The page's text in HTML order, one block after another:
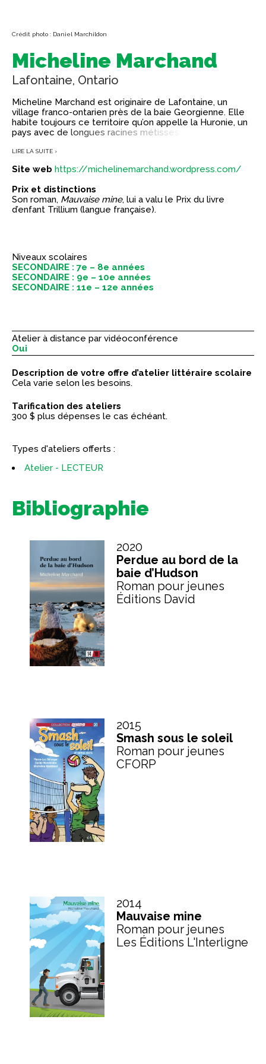
Crédit photo : Daniel Marchildon
Micheline Marchand
Lafontaine, Ontario
Micheline Marchand est originaire de Lafontaine, un
village franco-ontarien près de la baie Georgienne. Elle
habite toujours ce territoire qu’on appelle la Huronie, un
pays avec de longues racines métisses et françaises.
l’histoire, écrit surtout pour la jeunesse : 4 romans et une
Moi.
LIRE LA SUITE ›
Site web https://michelinemarchand.wordpress.com/
Prix et distinctions
Son roman, Mauvaise mine, lui a valu le Prix du livre
d’enfant Trillium (langue française).
Niveaux scolaires
SECONDAIRE : 7e – 8e années
SECONDAIRE : 9e – 10e années
SECONDAIRE : 11e – 12e années
Atelier à distance par vidéoconférence
Oui
Description de votre offre d’atelier littéraire scolaire
Cela varie selon les besoins.
Tarification des ateliers
300 $ plus dépenses le cas échéant.
Types d'ateliers offerts :
Atelier - LECTEUR
Bibliographie
2020
Perdue au bord de la
baie d’Hudson
Roman pour jeunes
Éditions David
2015
Smash sous le soleil
Roman pour jeunes
CFORP
2014
Mauvaise mine
Roman pour jeunes
Les Éditions L'Interligne